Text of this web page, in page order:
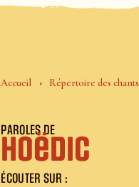
Accueil Répertoire des chants
PAROLES DE
Hoëdic
ÉCOUTER SUR :